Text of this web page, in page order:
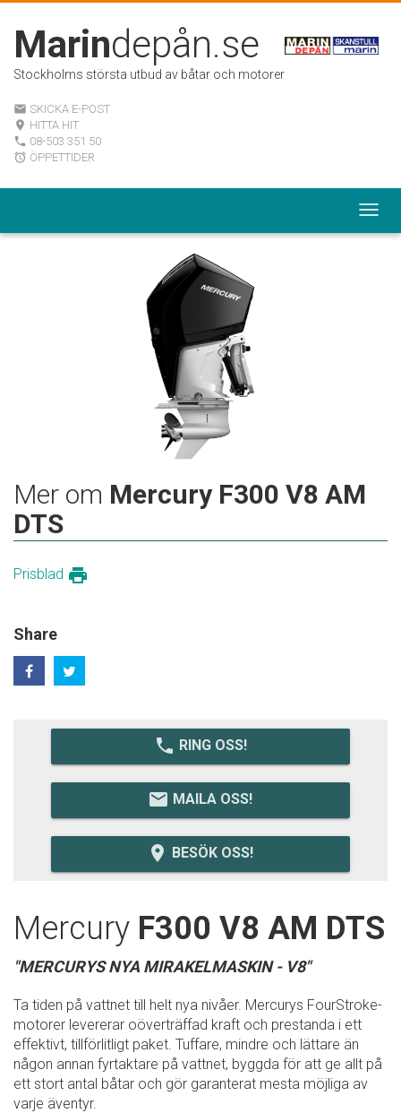
Marindepån.se
Stockholms största utbud av båtar och motorer
email SKICKA E-POST
room HITTA HIT
local_phone 08-503 351 50
alarm ÖPPETTIDER
Mer om Mercury F300 V8 AM
DTS
Prisblad print
Share
local_phone RING OSS!
email MAILA OSS!
room BESÖK OSS!
Mercury F300 V8 AM DTS
"MERCURYS NYA MIRAKELMASKIN - V8"
Ta tiden på vattnet till helt nya nivåer. Mercurys FourStroke-
motorer levererar oöverträffad kraft och prestanda i ett
effektivt, tillförlitligt paket. Tuffare, mindre och lättare än
någon annan fyrtaktare på vattnet, byggda för att ge allt på
ett stort antal båtar och gör garanterat mesta möjliga av
varje äventyr.